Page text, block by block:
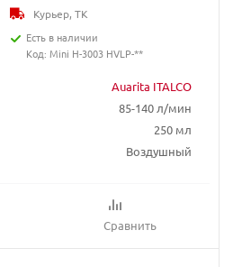
Auarita ITALCO
85-140 л/мин
250 мл
Воздушный
Сравнить
Курьер, ТК
Есть в наличии
Код: Mini H-3003 HVLP-**